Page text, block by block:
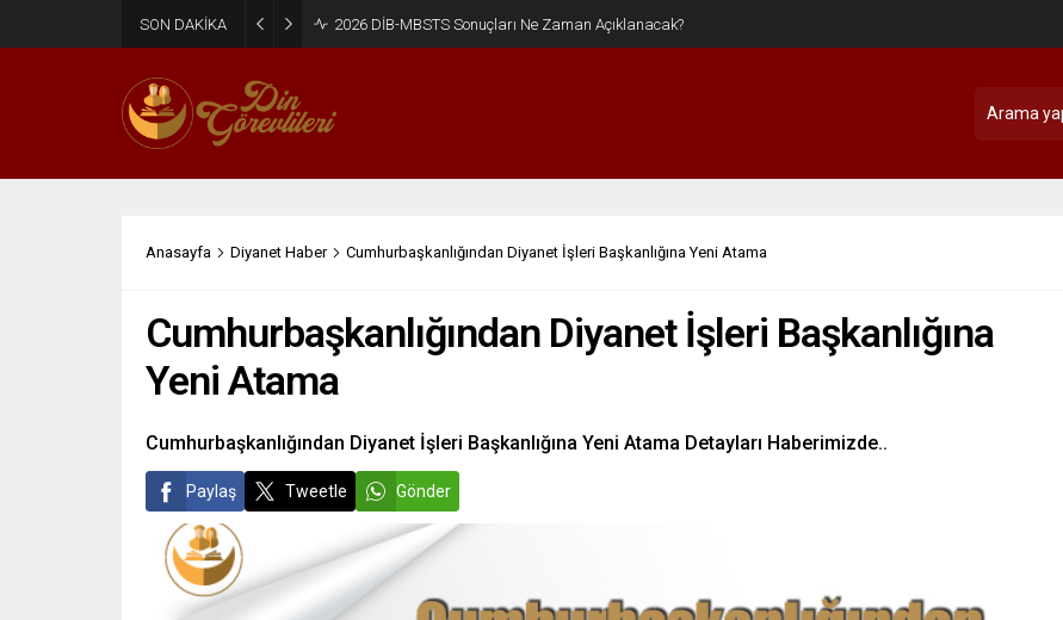
SON DAKİKA 2026 DİB-MBSTS Ne Zaman?
Anasayfa Diyanet Haber Cumhurbaşkanlığından Diyanet İşleri Başkanlığına Yeni Atama
Cumhurbaşkanlığından Diyanet İşleri Başkanlığına
Yeni Atama
Cumhurbaşkanlığından Diyanet İşleri Başkanlığına Yeni Atama Detayları Haberimizde..
Paylaş Tweetle Gönder